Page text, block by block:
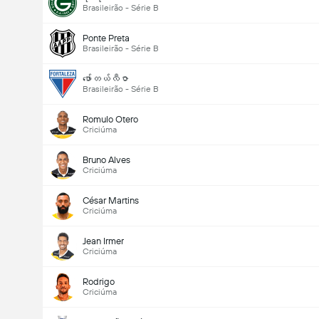
Brasileirão - Série B
Ponte Preta
Brasileirão - Série B
ဖော်တယ်လီဇာ
Brasileirão - Série B
Romulo Otero
Criciúma
Bruno Alves
Criciúma
César Martins
Criciúma
Jean Irmer
Criciúma
Rodrigo
Criciúma